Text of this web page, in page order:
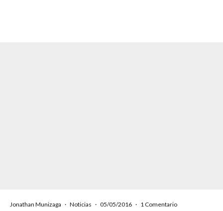
Jonathan Munizaga · Noticias · 05/05/2016 · 1 Comentario